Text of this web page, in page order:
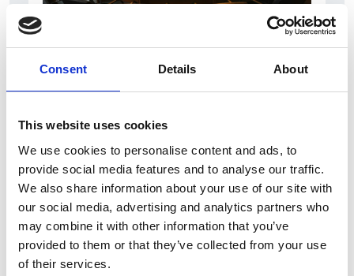
Consent Details About
This website uses cookies
We use cookies to personalise content and ads, to
provide social media features and to analyse our traffic.
We also share information about your use of our site with
our social media, advertising and analytics partners who
may combine it with other information that you’ve
provided to them or that they’ve collected from your use
of their services.
Italia